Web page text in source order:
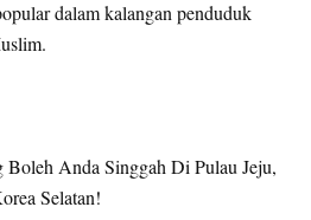
dalam kalangan penduduk